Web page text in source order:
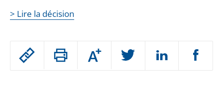
Passer
Augmenter
ou
> Lire la décision